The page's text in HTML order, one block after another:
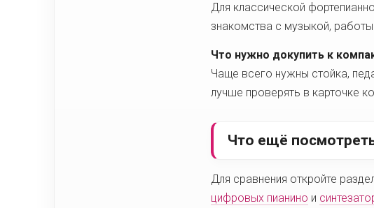
Для классической
знакомства с музыкой,
Что нужно докупить к
Чаще всего нужны стойка,
лучше проверять в карточке
Что ещё
Для сравнения откройте
цифровых пианино и